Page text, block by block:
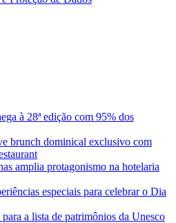
à 28ª edição com 95% dos
brunch dominical exclusivo com
amplia protagonismo na hotelaria
especiais para celebrar o Dia
a lista de patrimônios da Unesco